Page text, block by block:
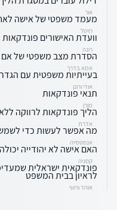
אור
מעמד משפטי של אישה
רויטל
וועדת האישורים פונדקאות
רונה
הסדרת מצב משפטי של אם
אמא בדרך
בעייתיות משפטית עם
אודי ורונן
תנאי פונדקאות
מורן
הליך פונדקאות לרווקה
אדרת
מה אפשר לעשות כדי
אנסטסייה
האם אישה לא יהודייה
קסניה
פונדקאית ישראלית
לראיון בבית המשפט
אוהד ורועי